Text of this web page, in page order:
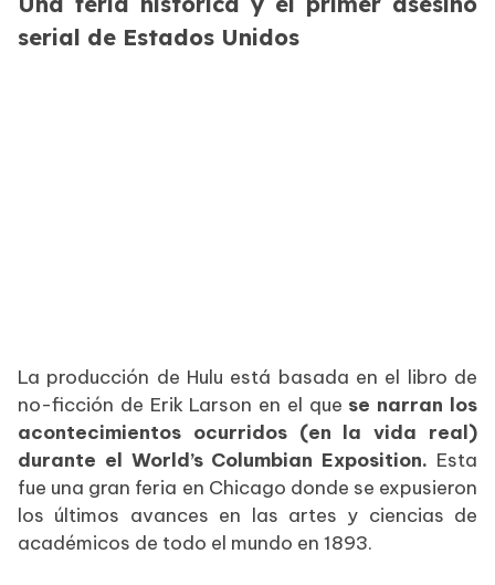
serial de Estados Unidos
La producción de Hulu está basada en el libro de
no-ficción de Erik Larson en el que se narran los
acontecimientos ocurridos (en la vida real)
durante el World’s Columbian Exposition. Esta
fue una gran feria en Chicago donde se expusieron
los últimos avances en las artes y ciencias de
académicos de todo el mundo en 1893.